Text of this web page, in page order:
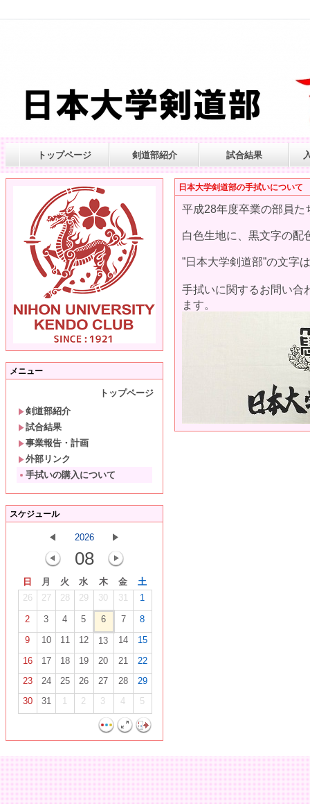
トップページ 剣道部紹介 試合結果
メニュー
トップページ
剣道部紹介
試合結果
事業報告・計画
外部リンク
手拭いの購入について
スケジュール
2026
08
日 月 火 水 木 金
土
26
27 28 29 30 31 1
2 3 4 5 6 7
8
9
10 11 12 13 14
15
16
17 18 19 20 21
22
23
24 25 26 27 28
29
30
31 1 2 3 4 5
日本大学剣道部の手拭いについて
平成28年度卒業の部員た
白色生地に、黒文字の配
”日本大学剣道部”の文字
手拭いに関するお問い合
ます。